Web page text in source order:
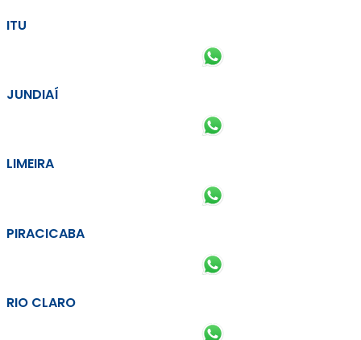
ITU
JUNDIAÍ
LIMEIRA
PIRACICABA
RIO CLARO